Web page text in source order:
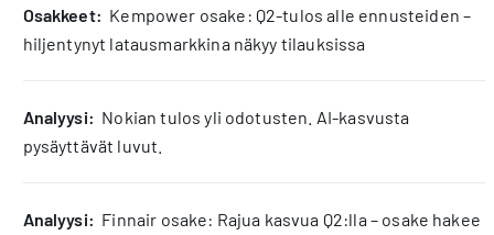
osakkeet: Kempower osake: Q2-tulos alle ennusteiden –
hiljentynyt latausmarkkina näkyy tilauksissa
analyysi: Nokian tulos yli odotusten. AI-kasvusta
pysäyttävät luvut.
analyysi: Finnair osake: Rajua kasvua Q2:lla – osake hakee